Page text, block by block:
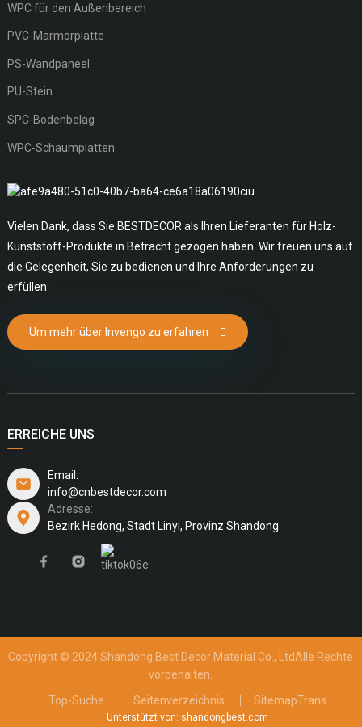
WPC für den Außenbereich
PVC-Marmorplatte
PS-Wandpaneel
PU-Stein
SPC-Bodenbelag
WPC-Schaumplatten
Vielen Dank, dass Sie BESTDECOR als Ihren Lieferanten für Holz-
Kunststoff-Produkte in Betracht gezogen haben. Wir freuen uns auf
die Gelegenheit, Sie zu bedienen und Ihre Anforderungen zu
erfüllen.
Um mehr über Invengo zu erfahren
ERREICHE UNS
Email:
info@cnbestdecor.com
Adresse:
Bezirk Hedong, Stadt Linyi, Provinz Shandong
Copyright © 2024 Shandong Best Decor Material Co., LtdAlle Rechte
vorbehalten.
Top-Suche
Seitenverzeichnis SitemapTrans
Unterstützt von: shandongbest.com